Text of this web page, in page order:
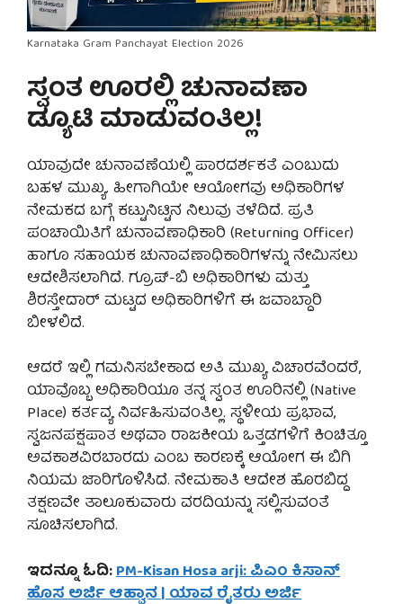
Karnataka Gram Panchayat Election 2026
ಸ್ವಂತ ಊರಲ್ಲಿ ಚುನಾವಣಾ
ಡ್ಯೂಟಿ ಮಾಡುವಂತಿಲ್ಲ!
ಯಾವುದೇ ಚುನಾವಣೆಯಲ್ಲಿ ಪಾರದರ್ಶಕತೆ ಎಂಬುದು
ಬಹಳ ಮುಖ್ಯ. ಹೀಗಾಗಿಯೇ ಆಯೋಗವು ಅಧಿಕಾರಿಗಳ
ನೇಮಕದ ಬಗ್ಗೆ ಕಟ್ಟುನಿಟ್ಟಿನ ನಿಲುವು ತಳೆದಿದೆ. ಪ್ರತಿ
ಪಂಚಾಯಿತಿಗೆ ಚುನಾವಣಾಧಿಕಾರಿ (Returning Officer)
ಹಾಗೂ ಸಹಾಯಕ ಚುನಾವಣಾಧಿಕಾರಿಗಳನ್ನು ನೇಮಿಸಲು
ಆದೇಶಿಸಲಾಗಿದೆ. ಗ್ರೂಪ್-ಬಿ ಅಧಿಕಾರಿಗಳು ಮತ್ತು
ಶಿರಸ್ತೇದಾರ್ ಮಟ್ಟದ ಅಧಿಕಾರಿಗಳಿಗೆ ಈ ಜವಾಬ್ದಾರಿ
ಬೀಳಲಿದೆ.
ಆದರೆ ಇಲ್ಲಿ ಗಮನಿಸಬೇಕಾದ ಅತಿ ಮುಖ್ಯ ವಿಚಾರವೆಂದರೆ,
ಯಾವೊಬ್ಬ ಅಧಿಕಾರಿಯೂ ತನ್ನ ಸ್ವಂತ ಊರಿನಲ್ಲಿ (Native
Place) ಕರ್ತವ್ಯ ನಿರ್ವಹಿಸುವಂತಿಲ್ಲ. ಸ್ಥಳೀಯ ಪ್ರಭಾವ,
ಸ್ವಜನಪಕ್ಷಪಾತ ಅಥವಾ ರಾಜಕೀಯ ಒತ್ತಡಗಳಿಗೆ ಕಿಂಚಿತ್ತೂ
ಅವಕಾಶವಿರಬಾರದು ಎಂಬ ಕಾರಣಕ್ಕೆ ಆಯೋಗ ಈ ಬಿಗಿ
ನಿಯಮ ಜಾರಿಗೊಳಿಸಿದೆ. ನೇಮಕಾತಿ ಆದೇಶ ಹೊರಬಿದ್ದ
ತಕ್ಷಣವೇ ತಾಲೂಕುವಾರು ವರದಿಯನ್ನು ಸಲ್ಲಿಸುವಂತೆ
ಸೂಚಿಸಲಾಗಿದೆ.
ಇದನ್ನೂ ಓದಿ:PM-Kisan Hosa arji: ಪಿಎಂ ಕಿಸಾನ್
ಹೊಸ ಅರ್ಜಿ ಆಹ್ವಾನ | ಯಾವ ರೈತರು ಅರ್ಜಿ